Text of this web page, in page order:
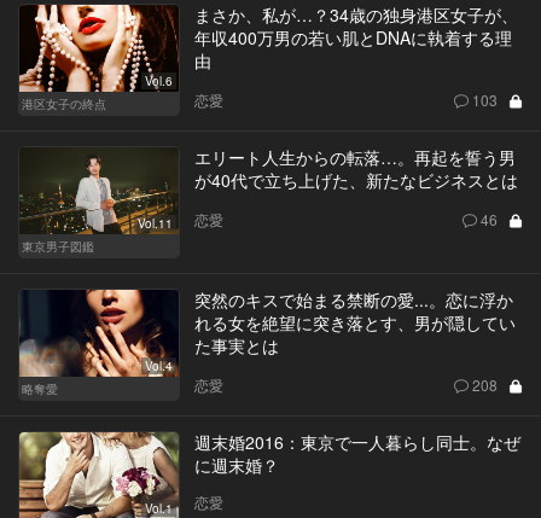
Vol.6
港区女子の終点
まさか、私が…？34歳の独身港区女子が、
年収400万男の若い肌とDNAに執着する理
由
恋愛 103
Vol.11
東京男子図鑑
エリート人生からの転落…。再起を誓う男
が40代で立ち上げた、新たなビジネスとは
恋愛 46
Vol.4
略奪愛
突然のキスで始まる禁断の愛...。恋に浮か
れる女を絶望に突き落とす、男が隠してい
た事実とは
恋愛 208
Vol.1
週末婚2016：東京で一人暮らし同士。なぜ
に週末婚？
恋愛